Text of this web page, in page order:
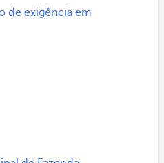
de exigência em